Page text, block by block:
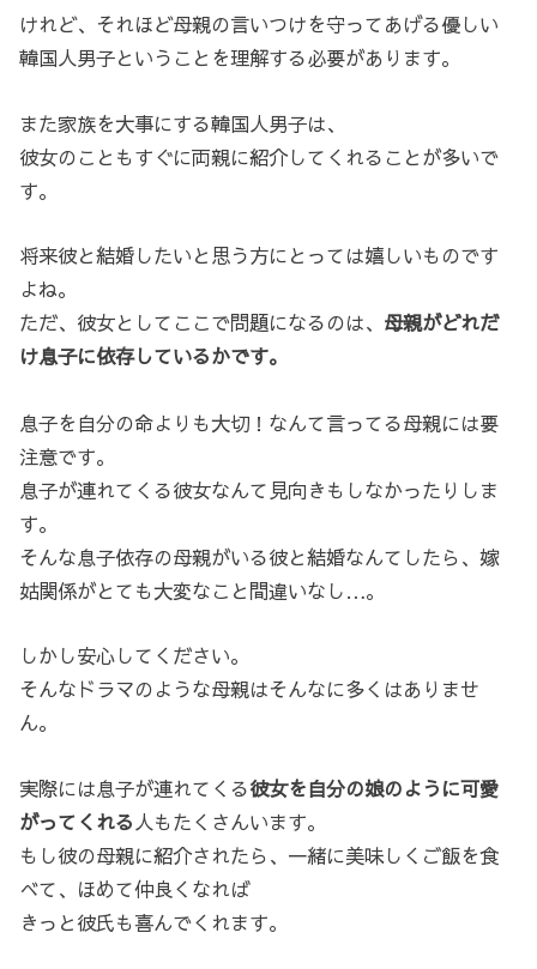
けれど、それほど母親の言いつけを守ってあげる優しい
韓国人男子ということを理解する必要があります。
また家族を大事にする韓国人男子は、
彼女のこともすぐに両親に紹介してくれることが多いで
す。
将来彼と結婚したいと思う方にとっては嬉しいものです
よね。
ただ、彼女としてここで問題になるのは、 母親がどれだ
け息子に依存しているかです。
息子を自分の命よりも大切！なんて言ってる母親には要
注意です。
息子が連れてくる彼女なんて見向きもしなかったりしま
す。
そんな息子依存の母親がいる彼と結婚なんてしたら、嫁
姑関係がとても大変なこと間違いなし…。
しかし安心してください。
そんなドラマのような母親はそんなに多くはありませ
ん。
実際には息子が連れてくる彼女を自分の娘のように可愛
がってくれる人もたくさんいます。
もし彼の母親に紹介されたら、一緒に美味しくご飯を食
べて、ほめて仲良くなれば
きっと彼氏も喜んでくれます。